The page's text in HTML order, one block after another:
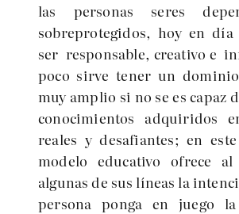
las personas seres
sobreprotegidos, hoy en día
ser responsable, creativo e
poco sirve tener un
muy amplio si no se es capaz
conocimientos adquiridos
reales y desafiantes; en
modelo educativo ofrece
algunas de sus líneas la
persona ponga en juego